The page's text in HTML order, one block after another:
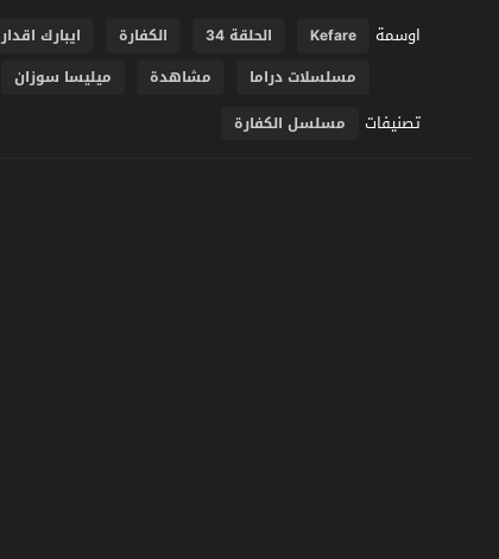
اوسمة Kefare الحلقة 34 الكفارة ايبارك اقدار
مسلسلات دراما
مشاهدة ميليسا سوزان
تصنيفات مسلسل الكفارة